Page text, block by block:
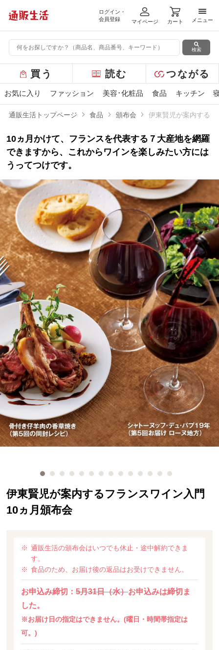
ログイン・
会員登録
マイページ カート
メニ
メニュー
検索
ー
バ
ュ
ー
買う 読む つながる
お気に入り ファッション 美容･化粧品 食品 キッチン
通販生活トップページ 食品 頒布会 伊東賢児が案内する
10ヵ月かけて、フランスを代表する７大産地を網羅
できますから、これからワインを楽しみたい方には
うってつけです。
伊東賢児が案内するフランスワイン入門
10ヵ月頒布会
通販生活の頒布会はいつでも休止・途中解約できま
す。
食品のため、お届け後の返品はお受けできません。
お申込み締切：5月31日（水）お申込みは締切ま
した。
※お届け日の指定はできません。(曜日・時間帯指定は
可。)